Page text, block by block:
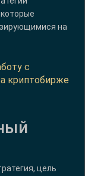
на
с
криптобирже
цель